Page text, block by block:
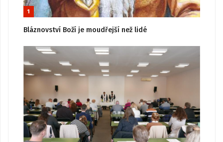
1
Bláznovství Boží je moudřejší než lidé